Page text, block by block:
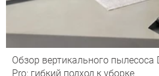
Обзор вертикального пылесоса
Pro: гибкий подход к уборке